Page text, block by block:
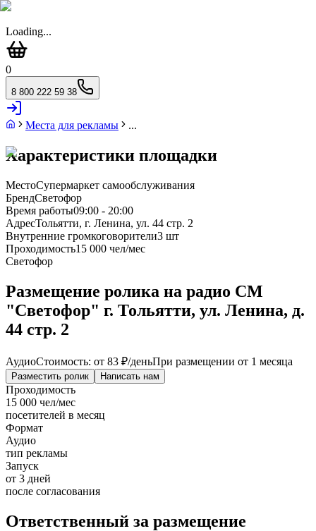
Loading...
0
8 800 222 59 38
Места для рекламы ...
Характеристики площадки
МестоСупермаркет самообслуживания
БрендСветофор
Время работы09:00 - 20:00
АдресТольятти, г. Ленина, ул. 44 стр. 2
Внутренние громкоговорители3 шт
Проходимость15 000 чел/мес
Светофор
Размещение ролика на радио СМ
"Светофор" г. Тольятти, ул. Ленина, д.
44 стр. 2
АудиоСтоимость: от 83 ₽/деньПри размещении от 1 месяца
Разместить ролик Написать нам
Проходимость
15 000 чел/мес
посетителей в месяц
Формат
Аудио
тип рекламы
Запуск
от 3 дней
после согласования
Ответственный за размещение